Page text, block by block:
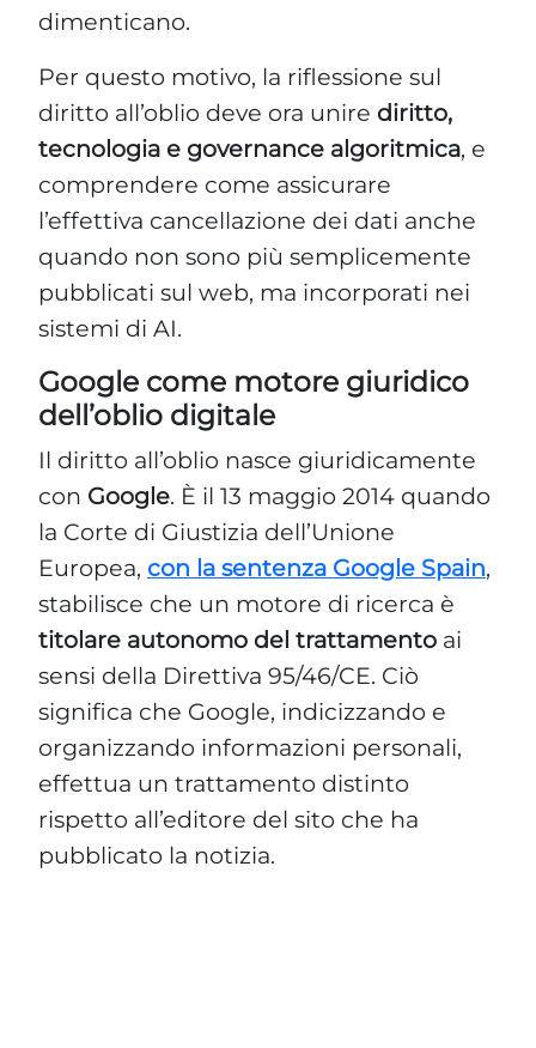
dimenticano.
Per questo motivo, la riflessione sul
diritto all’oblio deve ora unire diritto,
tecnologia e governance algoritmica, e
comprendere come assicurare
l’effettiva cancellazione dei dati anche
quando non sono più semplicemente
pubblicati sul web, ma incorporati nei
sistemi di AI.
Google come motore giuridico
dell’oblio digitale
Il diritto all’oblio nasce giuridicamente
con Google. È il 13 maggio 2014 quando
la Corte di Giustizia dell’Unione
Europea, con la sentenza Google Spain,
stabilisce che un motore di ricerca è
titolare autonomo del trattamento ai
sensi della Direttiva 95/46/CE. Ciò
significa che Google, indicizzando e
organizzando informazioni personali,
effettua un trattamento distinto
rispetto all’editore del sito che ha
pubblicato la notizia.